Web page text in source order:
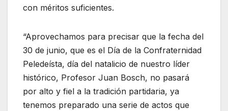
con méritos suficientes.
“Aprovechamos para precisar que la fecha del
30 de junio, que es el Día de la Confraternidad
Peledeísta, día del natalicio de nuestro líder
histórico, Profesor Juan Bosch, no pasará
por alto y fiel a la tradición partidaria, ya
tenemos preparado una serie de actos que